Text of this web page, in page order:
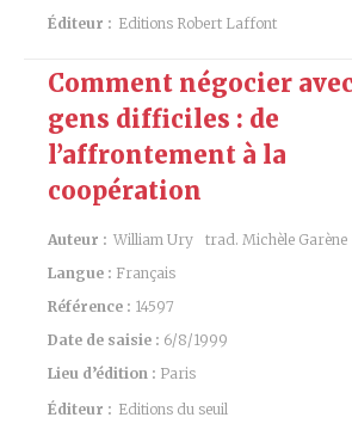
Éditeur : Editions Robert Laffont
Comment négocier
gens difficiles : de
l’affrontement à la
coopération
Auteur : William Ury
trad. Michèle Garène
Langue : Français
Référence : 14597
Date de saisie : 6/8/1999
Lieu d’édition : Paris
Éditeur : Editions du seuil